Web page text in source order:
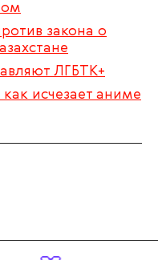
закона о
ЛГБТК+
исчезает аниме